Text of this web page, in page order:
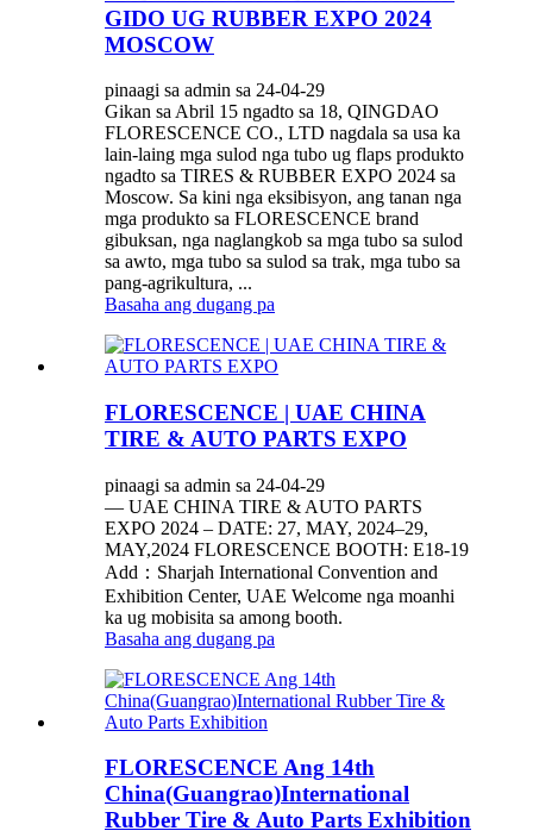
GIDO UG RUBBER EXPO 2024
MOSCOW
pinaagi sa admin sa 24-04-29
Gikan sa Abril 15 ngadto sa 18, QINGDAO
FLORESCENCE CO., LTD nagdala sa usa ka
lain-laing mga sulod nga tubo ug flaps produkto
ngadto sa TIRES & RUBBER EXPO 2024 sa
Moscow. Sa kini nga eksibisyon, ang tanan nga
mga produkto sa FLORESCENCE brand
gibuksan, nga naglangkob sa mga tubo sa sulod
sa awto, mga tubo sa sulod sa trak, mga tubo sa
pang-agrikultura, ...
Basaha ang dugang pa
FLORESCENCE | UAE CHINA
TIRE & AUTO PARTS EXPO
pinaagi sa admin sa 24-04-29
— UAE CHINA TIRE & AUTO PARTS
EXPO 2024 – DATE: 27, MAY, 2024–29,
MAY,2024 FLORESCENCE BOOTH: E18-19
Add：Sharjah International Convention and
Exhibition Center, UAE Welcome nga moanhi
ka ug mobisita sa among booth.
Basaha ang dugang pa
FLORESCENCE Ang 14th
China(Guangrao)International
Rubber Tire & Auto Parts Exhibition